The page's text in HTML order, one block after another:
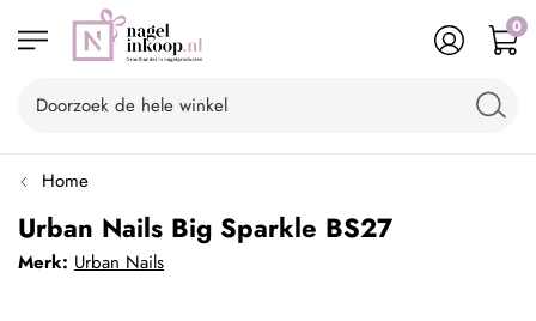
0
Home
Urban Nails Big Sparkle BS27
Merk: Urban Nails